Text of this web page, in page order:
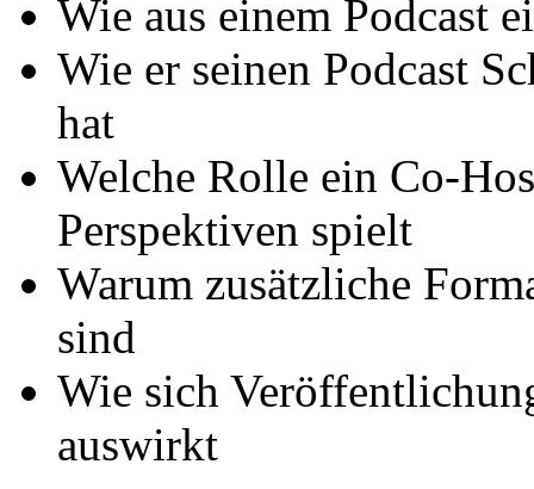
Wie aus einem Podcast
Wie er seinen Podcast
hat
Welche Rolle ein Co-
Perspektiven spielt
Warum zusätzliche
sind
Wie sich
auswirkt